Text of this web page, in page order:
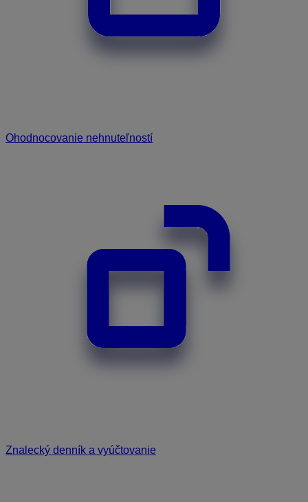
Ohodnocovanie nehnuteľností
Znalecký denník a vyúčtovanie